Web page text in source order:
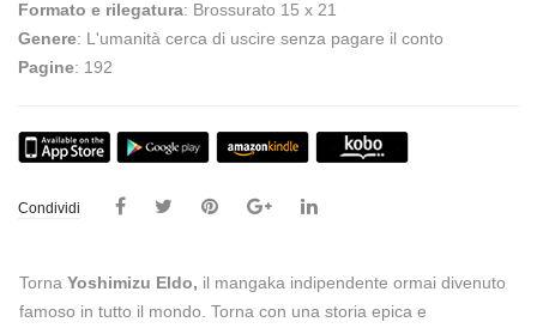
Formato e rilegatura: Brossurato 15 x 21
Genere: L'umanità cerca di uscire senza pagare il conto
Pagine: 192
Condividi
Torna Yoshimizu Eldo, il mangaka indipendente ormai divenuto
famoso in tutto il mondo. Torna con una storia epica e